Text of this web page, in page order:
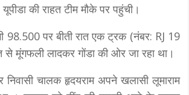
की राहत टीम मौके पर पहुंची।
98.500 पर बीती रात एक ट्रक (नंबर: RJ 19
मूंगफली लादकर गोंडा की ओर जा रहा था।
निवासी चालक हृदयराम अपने खलासी लूमाराम